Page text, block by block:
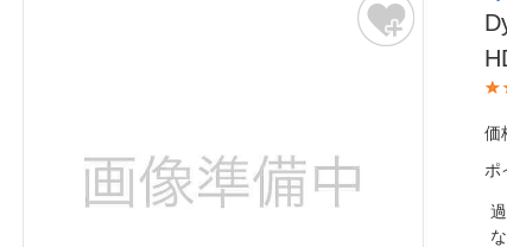
閲覧履歴
価
ポ